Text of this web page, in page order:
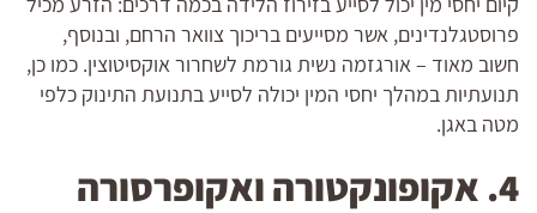
פרוסטגלנדינים, אשר מסייעים בריכוך צוואר הרחם, ובנוסף,
חשוב מאוד – אורגזמה נשית גורמת לשחרור אוקסיטוצין. כמו כן,
תנועתיות במהלך יחסי המין יכולה לסייע בתנועת התינוק כלפי
מטה באגן.
4. אקופונקטורה ואקופרסורה